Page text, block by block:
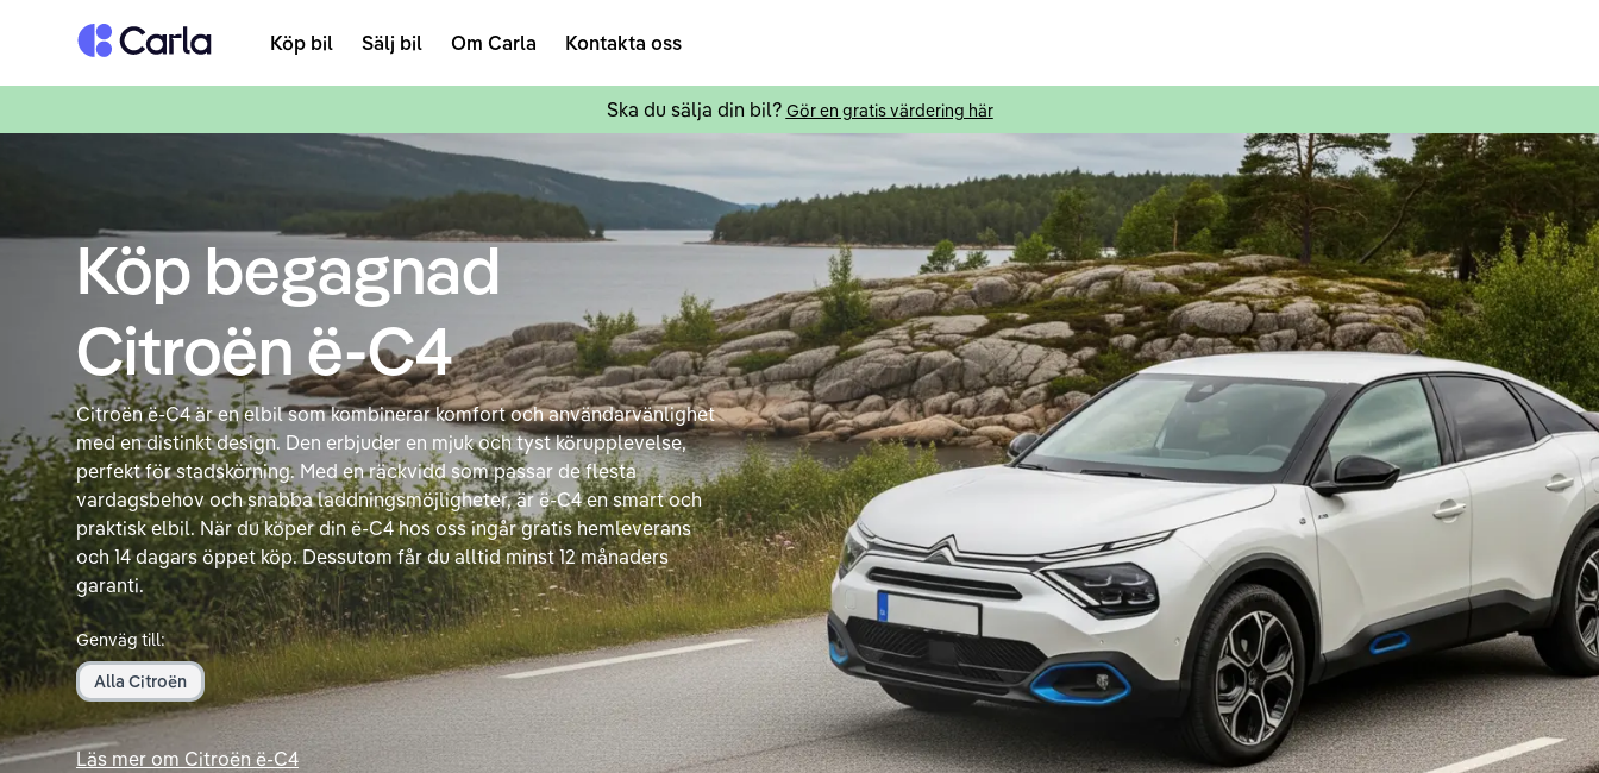
Tillbaka till startsidan Köp bil Sälj bil Om Carla Kontakta oss
Ska du sälja din bil? Gör en gratis värdering här
Köp begagnad
Citroën ë-C4
Citroën ë-C4 är en elbil som kombinerar komfort och användarvänlighet
med en distinkt design. Den erbjuder en mjuk och tyst körupplevelse,
perfekt för stadskörning. Med en räckvidd som passar de flesta
vardagsbehov och snabba laddningsmöjligheter, är ë-C4 en smart och
praktisk elbil. När du köper din ë-C4 hos oss ingår gratis hemleverans
och 14 dagars öppet köp. Dessutom får du alltid minst 12 månaders
garanti.
Genväg till:
Alla Citroën
Läs mer om Citroën ë-C4